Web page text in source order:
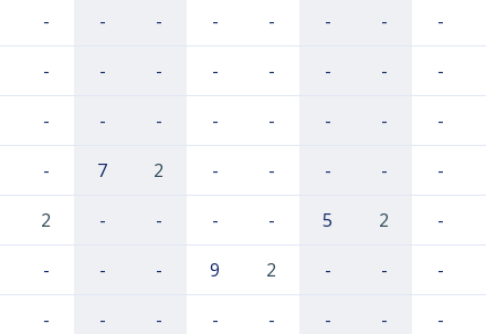
- - - - - - - -
- - - - - - - -
- - - - - - - -
- 7 2 - - - - -
2 - - - - 5 2 -
- - - 9 2 - - -
- - - - - - - -